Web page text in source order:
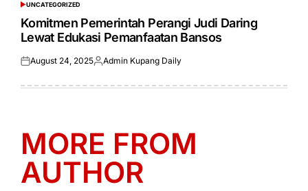
POSTED
IN
UNCATEGORIZED
Komitmen Pemerintah Perangi Judi Daring
Lewat Edukasi Pemanfaatan Bansos
Posted
August 24, 2025Posted
Admin Kupang Daily
MORE FROM
AUTHOR